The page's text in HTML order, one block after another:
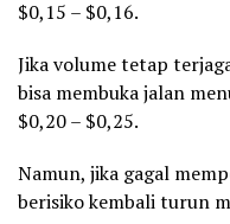
$0,15 – $0,16.
Jika volume tetap
bisa membuka jalan
$0,20 – $0,25.
Namun, jika gagal
berisiko kembali turun